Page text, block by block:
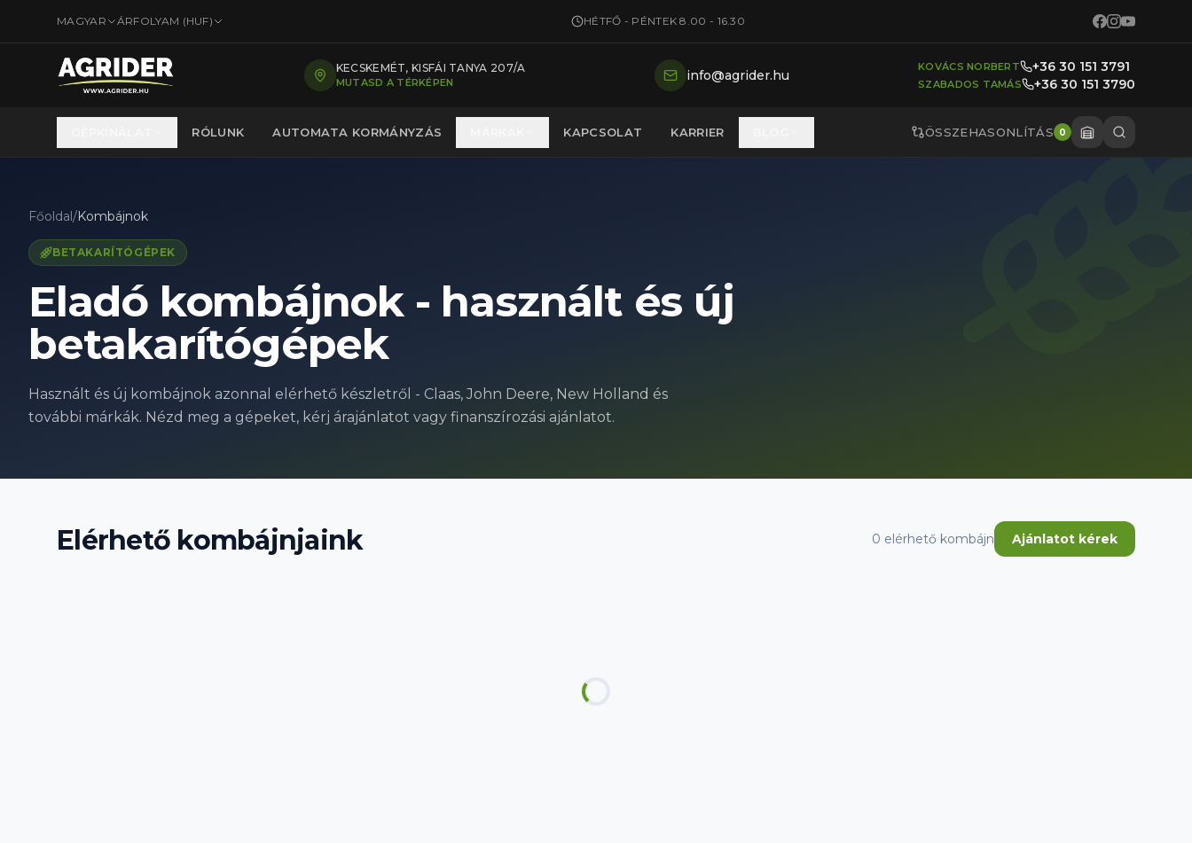
MAGYAR ÁRFOLYAM (HUF) HÉTFŐ - PÉNTEK 8.00 - 16.30
KECSKEMÉT, KISFÁI TANYA 207/A
MUTASD A TÉRKÉPEN info@agrider.hu
KOVÁCS NORBERT +36 30 151 3791
SZABADOS TAMÁS +36 30 151 3790
RÓLUNK AUTOMATA KORMÁNYZÁS KAPCSOLAT KARRIER ÖSSZEHASONLÍTÁS 0
Főoldal/Kombájnok
BETAKARÍTÓGÉPEK
Eladó kombájnok - használt és új
betakarítógépek
Használt és új kombájnok azonnal elérhető készletről - Claas, John Deere, New Holland és
további márkák. Nézd meg a gépeket, kérj árajánlatot vagy finanszírozási ajánlatot.
Elérhető kombájnjaink 0 elérhető kombájn Ajánlatot kérek